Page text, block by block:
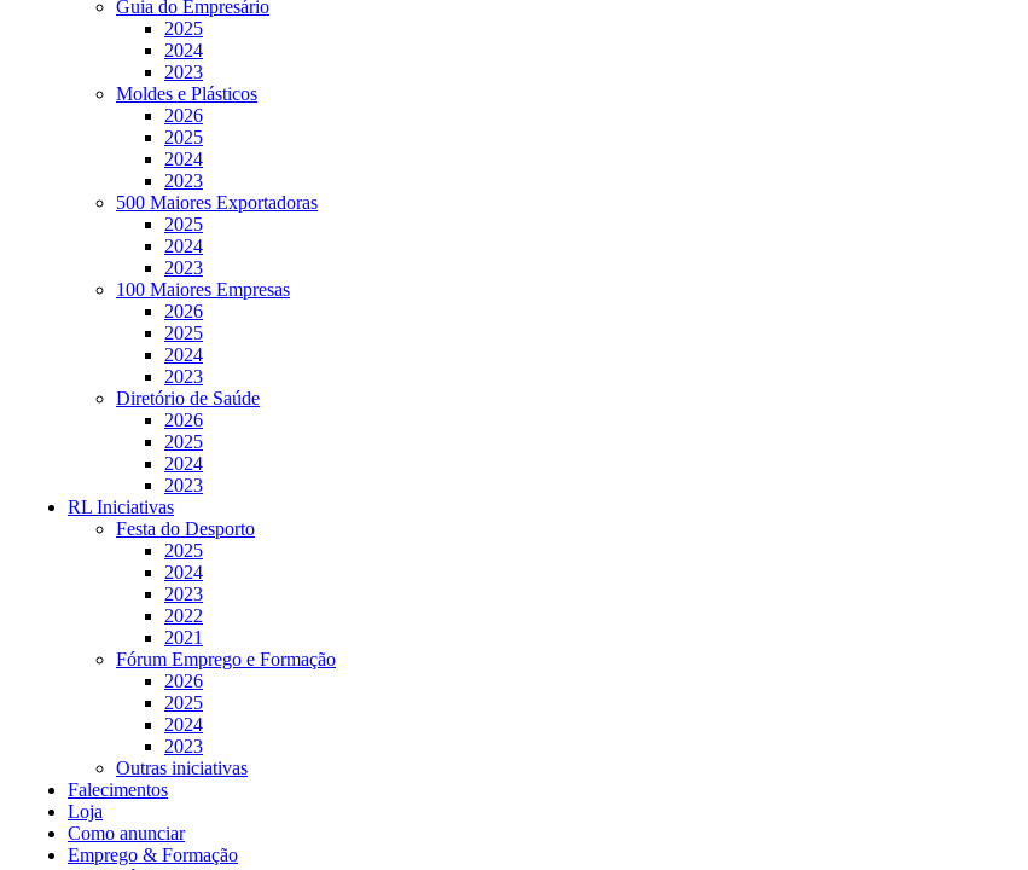
Guia do Empresário
2025
2024
2023
Moldes e Plásticos
2026
2025
2024
2023
500 Maiores Exportadoras
2025
2024
2023
100 Maiores Empresas
2026
2025
2024
2023
Diretório de Saúde
2026
2025
2024
2023
RL Iniciativas
Festa do Desporto
2025
2024
2023
2022
2021
Fórum Emprego e Formação
2026
2025
2024
2023
Outras iniciativas
Falecimentos
Loja
Como anunciar
Emprego & Formação